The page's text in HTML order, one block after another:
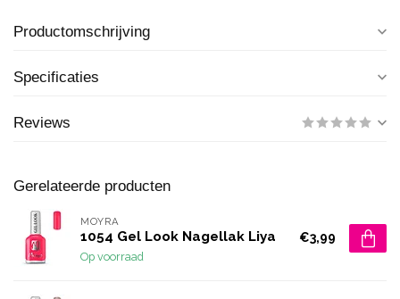
Productomschrijving
Specificaties
Reviews
Gerelateerde producten
MOYRA
1054 Gel Look Nagellak Liya
Op voorraad
€3,99